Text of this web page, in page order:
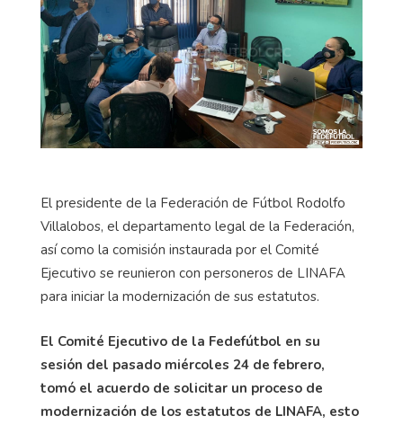
El presidente de la Federación de Fútbol Rodolfo
Villalobos, el departamento legal de la Federación,
así como la comisión instaurada por el Comité
Ejecutivo se reunieron con personeros de LINAFA
para iniciar la modernización de sus estatutos.
El Comité Ejecutivo de la Fedefútbol en su
sesión del pasado miércoles 24 de febrero,
tomó el acuerdo de solicitar un proceso de
modernización de los estatutos de LINAFA, esto